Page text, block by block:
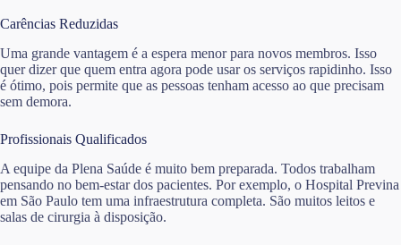
Carências Reduzidas
Uma grande vantagem é a espera menor para novos membros. Isso
quer dizer que quem entra agora pode usar os serviços rapidinho. Isso
é ótimo, pois permite que as pessoas tenham acesso ao que precisam
sem demora.
Profissionais Qualificados
A equipe da Plena Saúde é muito bem preparada. Todos trabalham
pensando no bem-estar dos pacientes. Por exemplo, o Hospital Previna
em São Paulo tem uma infraestrutura completa. São muitos leitos e
salas de cirurgia à disposição.